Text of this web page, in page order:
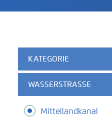
KATEGORIE
WASSERSTRASSE
Mittellandkanal